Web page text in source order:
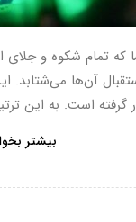
که تمام شکوه و
گرفته است. به این
بیشتر